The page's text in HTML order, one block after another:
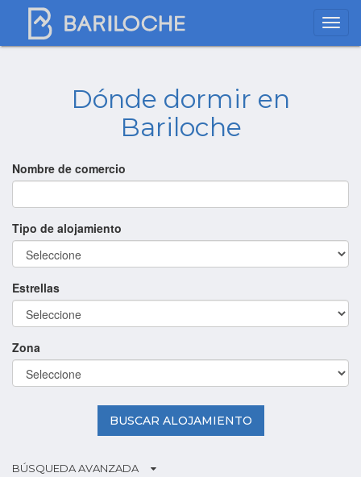
Dónde dormir en
Bariloche
Nombre de comercio
Tipo de alojamiento
Estrellas
Zona
BUSCAR ALOJAMIENTO
BÚSQUEDA AVANZADA